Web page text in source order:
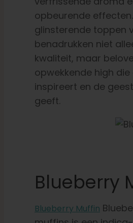
opbeurende
glinsterende toppen
benadrukken niet
kwaliteit, maar
opwekkende high
inspireert en de
geeft.
Blueberry
Blueberry Muffin